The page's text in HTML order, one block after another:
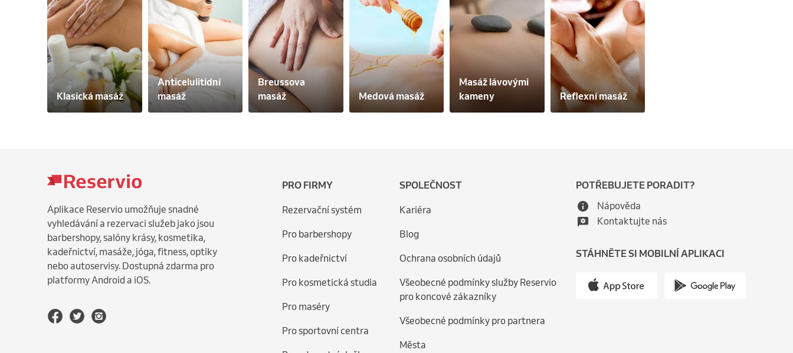
Klasická masáž
Anticelulitidní
masáž
Breussova
masáž
Medová masáž
Masáž lávovými
kameny
Reflexní masáž
Aplikace Reservio umožňuje snadné
vyhledávání a rezervaci služeb jako jsou
barbershopy, salóny krásy, kosmetika,
kadeřnictví, masáže, jóga, fitness, optiky
nebo autoservisy. Dostupná zdarma pro
platformy Android a iOS.
PRO FIRMY
Rezervační systém
Pro barbershopy
Pro kadeřnictví
Pro kosmetická studia
Pro maséry
Pro sportovní centra
SPOLEČNOST
Kariéra
Blog
Ochrana osobních údajů
Všeobecné podmínky služby Reservio
pro koncové zákazníky
Všeobecné podmínky pro partnera
Města
POTŘEBUJETE PORADIT?
Nápověda
Kontaktujte nás
STÁHNĚTE SI MOBILNÍ APLIKACI